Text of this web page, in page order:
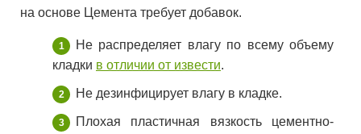
на основе Цемента требует добавок.
Не распределяет влагу по всему объему
кладки в отличии от извести.
Не дезинфицирует влагу в кладке.
Плохая пластичная вязкость цементно-